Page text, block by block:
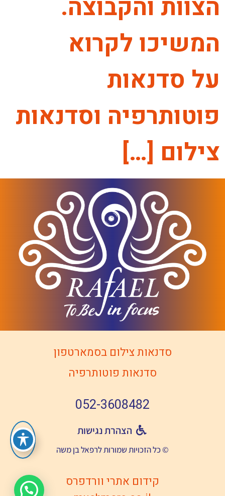
הצוות והקבוצה.
המשיכו לקרוא
על סדנאות
פוטותרפיה וסדנאות
צילום […]
סדנאות צילום בסמארטפון
סדנאות פוטותרפיה
052-3608482
הצהרת נגישות
© כל הזכויות שמורות לרפאל בן משה
קידום אתרי וורדפרס